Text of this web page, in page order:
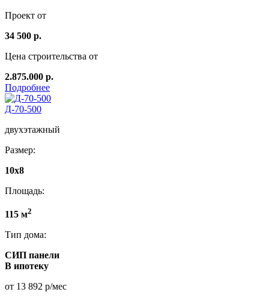
Проект от
34 500 р.
Цена строительства от
2.875.000 р.
Подробнее
Д-70-500
двухэтажный
Размер:
10х8
Площадь:
115 м2
Тип дома:
СИП панели
В ипотеку
от 13 892 р/мес